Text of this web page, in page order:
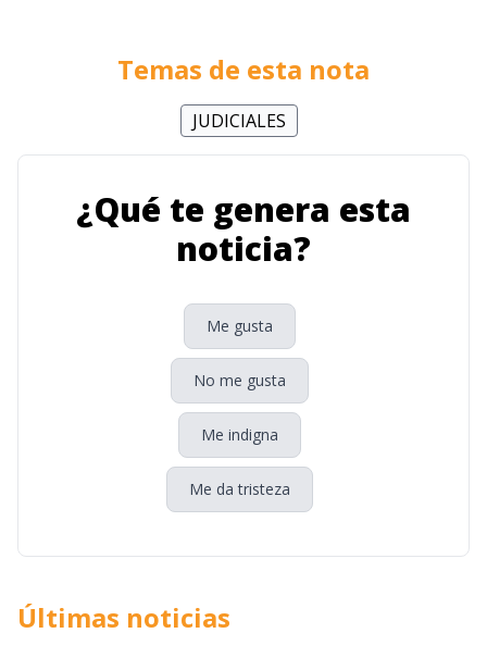
Temas de esta nota
JUDICIALES
¿Qué te genera esta
noticia?
Me gusta
No me gusta
Me indigna
Me da tristeza
Últimas noticias